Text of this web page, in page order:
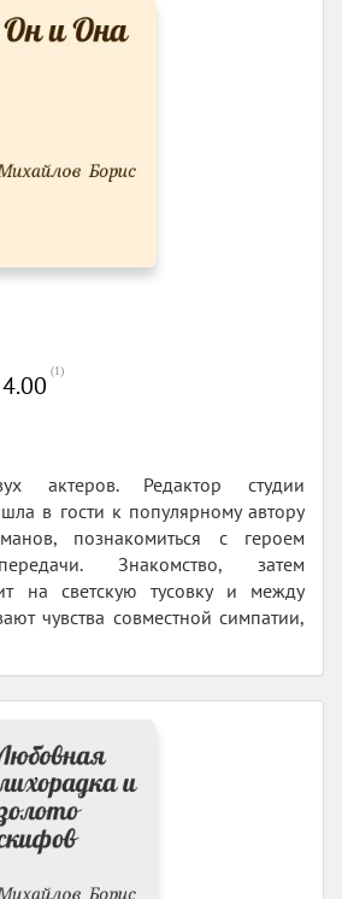
4.00 (1)
актеров. Редактор студии
в гости к популярному автору
познакомиться с героем
Знакомство, затем
на светскую тусовку и между
чувства совместной симпатии,